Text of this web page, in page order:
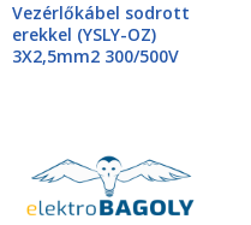
Vezérlőkábel sodrott
erekkel (YSLY-OZ)
3X2,5mm2 300/500V